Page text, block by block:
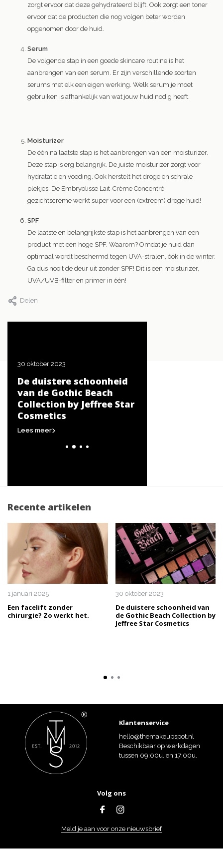
zorgt ervoor dat deze gehydrateerd blijft. Ook zorgt een toner
ervoor dat de producten die nog volgen beter worden
opgenomen door de huid.
Serum
De volgende stap in een goede skincare routine is het
aanbrengen van een serum. Er zijn verschillende soorten
serums met elk een eigen werking. Welk serum je moet
gebruiken is afhankelijk van wat jouw huid nodig heeft.
Moisturizer
De één na laatste stap is het aanbrengen van een moisturizer.
Deze stap is erg belangrijk. De juiste moisturizer zorgt voor
hydratatie en voeding. Ook herstelt het droge en schrale
plekjes. De Embryolisse Lait-Crème Concentrè
gezichtscrème werkt super voor een (extreem) droge huid!
SPF
De laatste en belangrijkste stap is het aanbrengen van een
product met een hoge SPF. Waarom? Omdat je huid dan
optimaal wordt beschermd tegen UVA-stralen, óók in de winter.
Ga dus nooit de deur uit zonder SPF! Dit is een moisturizer,
UVA/UVB-filter en primer in één!
Delen
30 oktober 2023
De duistere schoonheid
van de Gothic Beach
Collection by Jeffree Star
Cosmetics
Lees meer
Recente artikelen
1 januari 2025
Een facelift zonder
chirurgie? Zo werkt het.
30 oktober 2023
De duistere schoonheid van
de Gothic Beach Collection by
Jeffree Star Cosmetics
Klantenservice
hello@themakeupspot.nl
Beschikbaar op werkdagen
tussen 09:00u. en 17:00u.
Volg ons
Meld je aan voor onze nieuwsbrief